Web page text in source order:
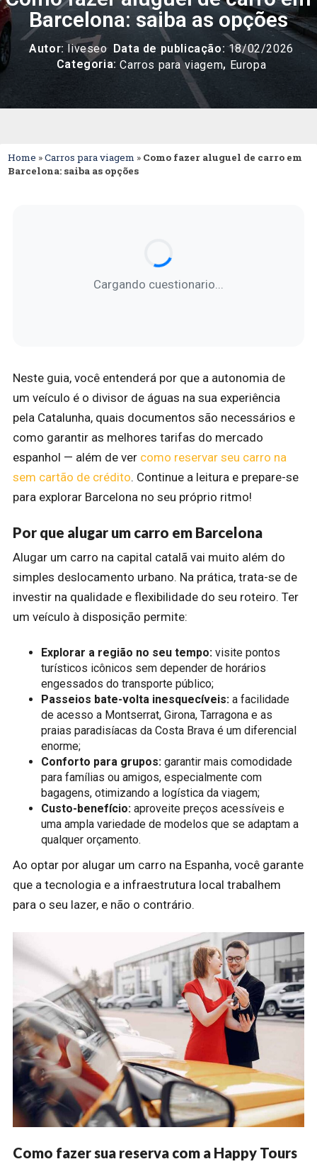
Barcelona: saiba as opções
Autor: liveseo Data de publicação: 18/02/2026
Categoria: Carros para viagem, Europa
Home »Carros para viagem » Como fazer aluguel de carro em
Barcelona: saiba as opções
Cargando cuestionario...
Neste guia, você entenderá por que a autonomia de
um veículo é o divisor de águas na sua experiência
pela Catalunha, quais documentos são necessários e
como garantir as melhores tarifas do mercado
espanhol — além de ver como reservar seu carro na
sem cartão de crédito. Continue a leitura e prepare-se
para explorar Barcelona no seu próprio ritmo!
Por que alugar um carro em Barcelona
Alugar um carro na capital catalã vai muito além do
simples deslocamento urbano. Na prática, trata-se de
investir na qualidade e flexibilidade do seu roteiro. Ter
um veículo à disposição permite:
Explorar a região no seu tempo: visite pontos
turísticos icônicos sem depender de horários
engessados do transporte público;
Passeios bate-volta inesquecíveis: a facilidade
de acesso a Montserrat, Girona, Tarragona e as
praias paradisíacas da Costa Brava é um diferencial
enorme;
Conforto para grupos: garantir mais comodidade
para famílias ou amigos, especialmente com
bagagens, otimizando a logística da viagem;
Custo-benefício: aproveite preços acessíveis e
uma ampla variedade de modelos que se adaptam a
qualquer orçamento.
Ao optar por alugar um carro na Espanha, você garante
que a tecnologia e a infraestrutura local trabalhem
para o seu lazer, e não o contrário.
Como fazer sua reserva com a Happy Tours